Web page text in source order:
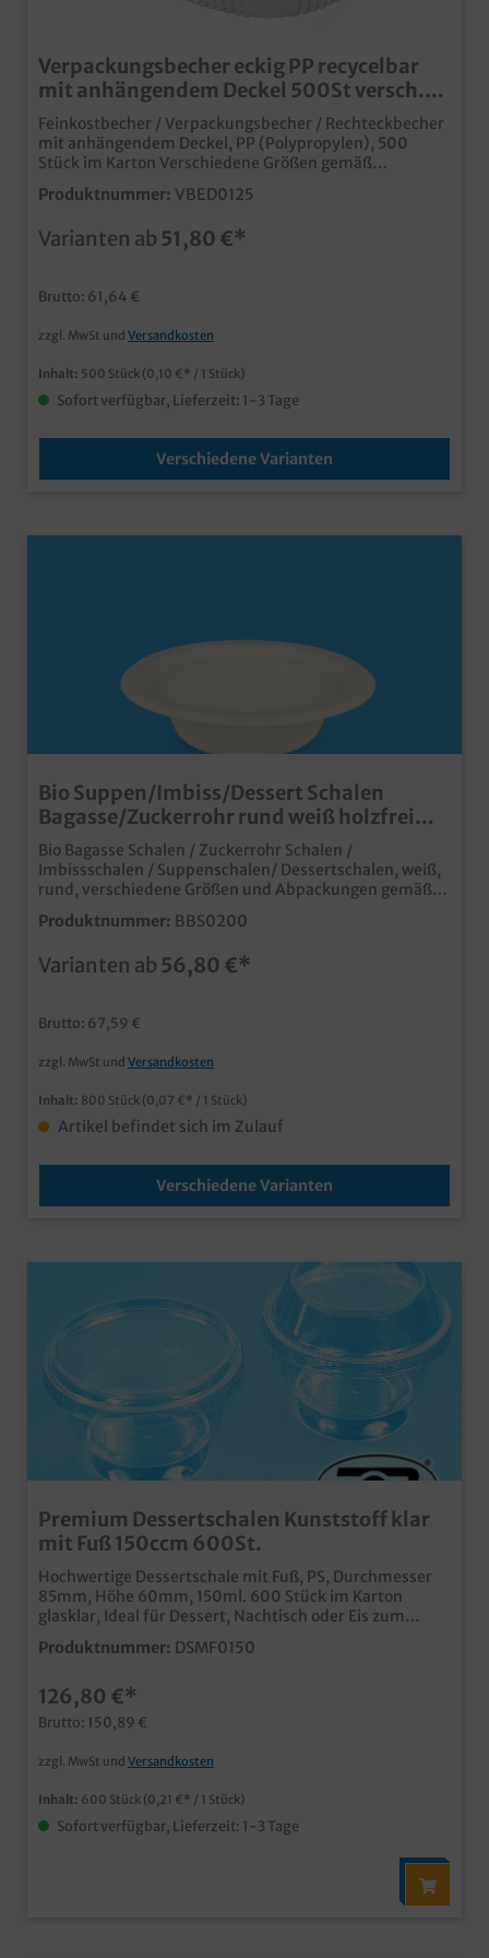
Verpackungsbecher eckig PP recycelbar
mit anhängendem Deckel 500St versch.
Größen
Feinkostbecher / Verpackungsbecher / Rechteckbecher
mit anhängendem Deckel, PP (Polypropylen), 500
Stück im Karton Verschiedene Größen gemäß
Auswahl: 125ml 127x105x28mm /
200ml 127x105x35mm / 250ml 127x105x41mm /
500ml 127x105x82mmoptimale Verpackung für
und Lieferdienst anhängender fest schließender Deckel
Material, für Nachhaltigkeit im Umgang mit
50.000 Becher
Produktnummer: VBED0125
Varianten ab 51,80 €*
Brutto: 61,64 €
zzgl. MwSt und Versandkosten
Inhalt: 500 Stück (0,10 €* / 1 Stück)
Sofort verfügbar, Lieferzeit: 1-3 Tage
Verschiedene Varianten
Bio Suppen/Imbiss/Dessert Schalen
Bagasse/Zuckerrohr rund weiß holzfrei
versch. Größen
Bio Bagasse Schalen / Zuckerrohr Schalen /
Imbissschalen / Suppenschalen/ Dessertschalen, weiß,
rund, verschiedene Größen und Abpackungen gemäß
Auswahl Ø14cm 3,7cm tief 200ml / Ø16cm 3,7cm tief
300ml / Ø18cm 4,1cm tief 400ml / Ø17,5cm 6,7cm hoch
Einweggeschirrpraktische Schalen/Terrinen für Suppen,
Nebenprodukten der Zuckergewinnung aus Zuckerrohr
Rohstoffen & biologisch abbaubar
Produktnummer: BBS0200
Varianten ab 56,80 €*
Brutto: 67,59 €
zzgl. MwSt und Versandkosten
Inhalt: 800 Stück (0,07 €* / 1 Stück)
Artikel befindet sich im Zulauf
Verschiedene Varianten
Premium Dessertschalen Kunststoff klar
mit Fuß 150ccm 600St.
Hochwertige Dessertschale mit Fuß, PS, Durchmesser
85mm, Höhe 60mm, 150ml. 600 Stück im Karton
glasklar, Ideal für Dessert, Nachtisch oder Eis zum
mitnehmen auch passender Klarsichtdeckel erhältlich
(separat im Shop bestellbar)
Produktnummer: DSMF0150
126,80 €*
Brutto: 150,89 €
zzgl. MwSt und Versandkosten
Inhalt: 600 Stück (0,21 €* / 1 Stück)
Sofort verfügbar, Lieferzeit: 1-3 Tage